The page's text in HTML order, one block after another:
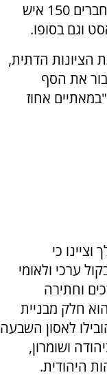
"אין שיריונים, אני מתמודד במרכז שם חברים 150 איש
וגם בסופו.
הציונות הדתית,
את הסף
אחוז
כי
ערכי ולאומי
וחתירה
חלק מבניית
לאסון השבעה
ושומרון,
היהודית.